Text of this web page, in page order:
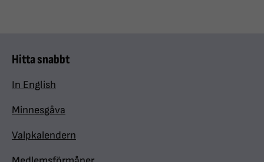
Hitta snabbt
In English
Minnesgåva
Valpkalendern